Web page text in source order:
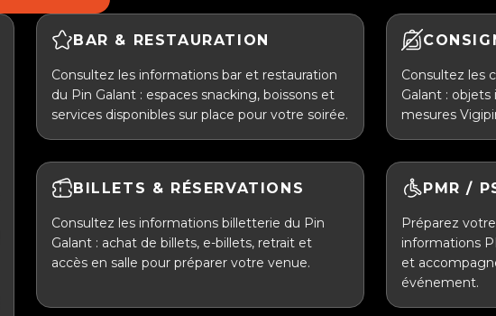
BAR & RESTAURATION
Consultez les informations bar et restauration
du Pin Galant : espaces snacking, boissons et
services disponibles sur place pour votre soirée.
Consultez les
Galant :
mesures
BILLETS & RÉSERVATIONS
Consultez les informations billetterie du Pin
Galant : achat de billets, e-billets, retrait et
accès en salle pour préparer votre venue.
PMR /
Préparez
informations
et
événement.